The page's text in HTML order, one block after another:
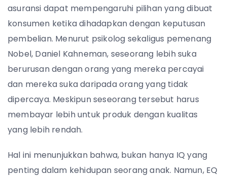
asuransi dapat mempengaruhi pilihan yang dibuat
konsumen ketika dihadapkan dengan keputusan
pembelian. Menurut psikolog sekaligus pemenang
Nobel, Daniel Kahneman, seseorang lebih suka
berurusan dengan orang yang mereka percayai
dan mereka suka daripada orang yang tidak
dipercaya. Meskipun seseorang tersebut harus
membayar lebih untuk produk dengan kualitas
yang lebih rendah.
Hal ini menunjukkan bahwa, bukan hanya IQ yang
penting dalam kehidupan seorang anak. Namun, EQ